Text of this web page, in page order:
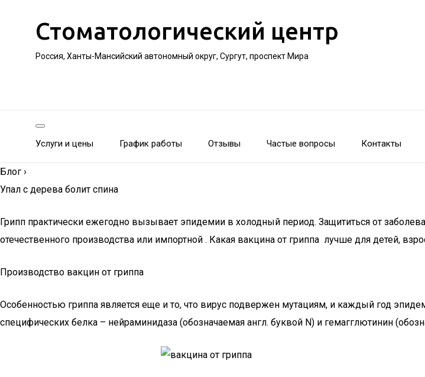
Стоматологический центр
Россия, Ханты-Мансийский автономный округ, Сургут, проспект Мира
Услуги и цены График работы Отзывы Частые вопросы Контакты
Блог ›
Упал с дерева болит спина
Грипп практически ежегодно вызывает эпидемии в холодный период. Защититься от
отечественного производства или импортной . Какая вакцина от гриппа лучше для детей,
Производство вакцин от гриппа
Особенностью гриппа является еще и то, что вирус подвержен мутациям, и каждый год
специфических белка – нейраминидаза (обозначаемая англ. буквой N) и гемагглютинин